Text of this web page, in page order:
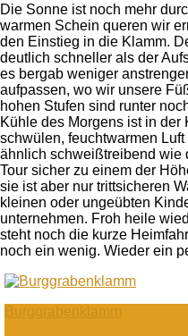
Die Sonne ist noch mehr
warmen Schein queren wir
den Einstieg in die Klamm.
deutlich schneller als der
es bergab weniger
aufpassen, wo wir unsere
hohen Stufen sind runter
Kühle des Morgens ist in
schwülen, feuchtwarmen
ähnlich schweißtreibend wie
Tour sicher zu einem der
sie ist aber nur trittsicheren
kleinen oder ungeübten
unternehmen. Froh heile
steht noch die kurze
noch ein wenig. Wieder ein